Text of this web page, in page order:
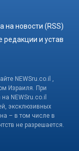
на новости (RSS)
редакции и устав
NEWSru.co.il ,
Израиля. При
NEWSru.co.il
эксклюзивных
– в том числе в
не разрешается.